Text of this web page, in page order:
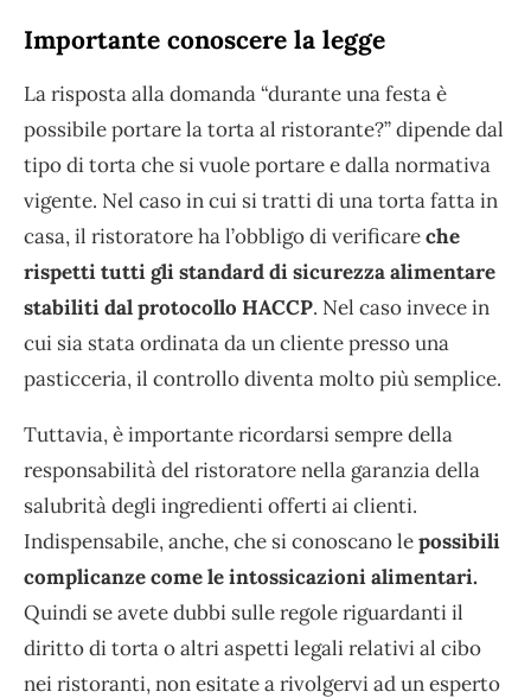
Importante conoscere la legge
La risposta alla domanda “durante una festa è
possibile portare la torta al ristorante?” dipende dal
tipo di torta che si vuole portare e dalla normativa
vigente. Nel caso in cui si tratti di una torta fatta in
casa, il ristoratore ha l’obbligo di verificareche
rispetti tutti gli standard di sicurezza alimentare
stabiliti dal protocollo HACCP. Nel caso invece in
cui sia stata ordinata da un cliente presso una
pasticceria, il controllo diventa molto più semplice.
Tuttavia, è importante ricordarsi sempre della
responsabilità del ristoratore nella garanzia della
salubrità degli ingredienti offerti ai clienti.
Indispensabile, anche, che si conoscano lepossibili
complicanze come le intossicazioni alimentari.
Quindi se avete dubbi sulle regole riguardanti il
diritto di torta o altri aspetti legali relativi al cibo
nei ristoranti, non esitate a rivolgervi ad un esperto